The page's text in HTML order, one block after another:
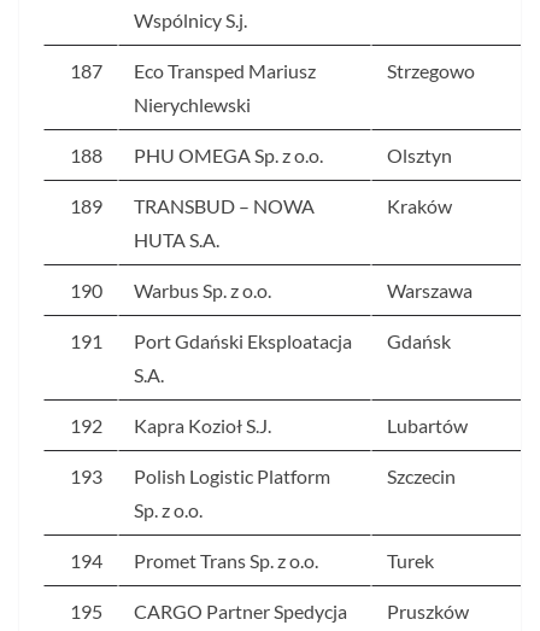
Wspólnicy S.j.
187
Eco Transped Mariusz
Nierychlewski
Strzegowo
188 PHU OMEGA Sp. z o.o. Olsztyn
189
TRANSBUD – NOWA
HUTA S.A.
Kraków
190 Warbus Sp. z o.o. Warszawa
191
Port Gdański Eksploatacja
S.A.
Gdańsk
192 Kapra Kozioł S.J. Lubartów
193
Polish Logistic Platform
Sp. z o.o.
Szczecin
194 Promet Trans Sp. z o.o. Turek
195
CARGO Partner Spedycja
Pruszków